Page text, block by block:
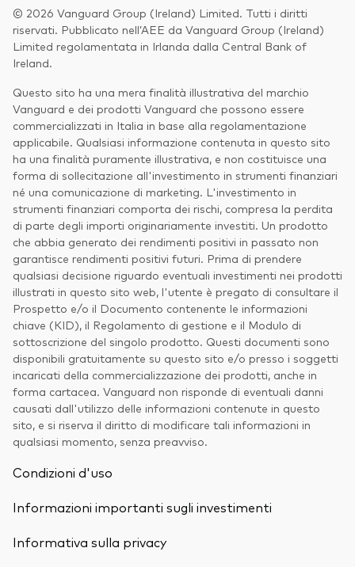
© 2026 Vanguard Group (Ireland) Limited. Tutti i diritti
riservati. Pubblicato nell’AEE da Vanguard Group (Ireland)
Limited regolamentata in Irlanda dalla Central Bank of
Ireland.
Questo sito ha una mera finalità illustrativa del marchio
Vanguard e dei prodotti Vanguard che possono essere
commercializzati in Italia in base alla regolamentazione
applicabile. Qualsiasi informazione contenuta in questo sito
ha una finalità puramente illustrativa, e non costituisce una
forma di sollecitazione all'investimento in strumenti finanziari
né una comunicazione di marketing. L'investimento in
strumenti finanziari comporta dei rischi, compresa la perdita
di parte degli importi originariamente investiti. Un prodotto
che abbia generato dei rendimenti positivi in passato non
garantisce rendimenti positivi futuri. Prima di prendere
qualsiasi decisione riguardo eventuali investimenti nei prodotti
illustrati in questo sito web, l'utente è pregato di consultare il
Prospetto e/o il Documento contenente le informazioni
chiave (KID), il Regolamento di gestione e il Modulo di
sottoscrizione del singolo prodotto. Questi documenti sono
disponibili gratuitamente su questo sito e/o presso i soggetti
incaricati della commercializzazione dei prodotti, anche in
forma cartacea. Vanguard non risponde di eventuali danni
causati dall'utilizzo delle informazioni contenute in questo
sito, e si riserva il diritto di modificare tali informazioni in
qualsiasi momento, senza preavviso.
Condizioni d'uso
Informazioni importanti sugli investimenti
Informativa sulla privacy